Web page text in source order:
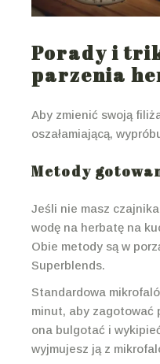
Porady i
parzenia
Aby zmienić swoją
oszałamiającą,
Metody
Jeśli nie masz
wodę na herbatę na
Obie metody są w
Superblends.
Standardowa
minut, aby zagotować
ona bulgotać i
wyjmujesz ją z